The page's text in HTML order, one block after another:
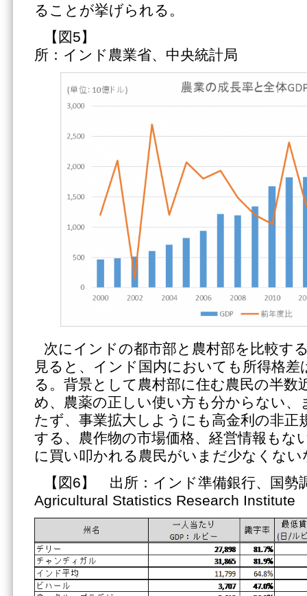
ることが挙げられる。
【図5
所：インド農業省、中央統計局
次にインドの都市部と農村部を比較す
見ると、インド国内においても所得格
る。背景として農村部に住む農民の半数
め、農薬の正しい使い方も分からない、
たず、事業拡大しようにも高金利の非正
する、農作物の市場価格、経営情報もな
に買い叩かれる農民がいまだ少なくな
【図6】 出所：インド準備銀行、国勢
Agricultural Statistics Research Institute